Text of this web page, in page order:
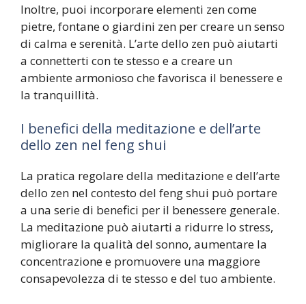
Inoltre, puoi incorporare elementi zen come
pietre, fontane o giardini zen per creare un senso
di calma e serenità. L’arte dello zen può aiutarti
a connetterti con te stesso e a creare un
ambiente armonioso che favorisca il benessere e
la tranquillità.
I benefici della meditazione e dell’arte
dello zen nel feng shui
La pratica regolare della meditazione e dell’arte
dello zen nel contesto del feng shui può portare
a una serie di benefici per il benessere generale.
La meditazione può aiutarti a ridurre lo stress,
migliorare la qualità del sonno, aumentare la
concentrazione e promuovere una maggiore
consapevolezza di te stesso e del tuo ambiente.